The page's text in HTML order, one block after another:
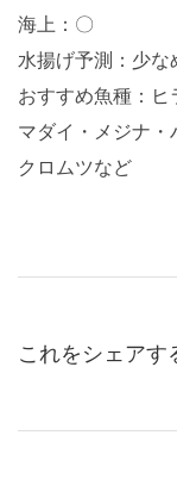
海上：〇
水揚げ予測：
おすすめ魚種：ヒ
マダイ・メジナ・
クロムツなど
これをシェアす